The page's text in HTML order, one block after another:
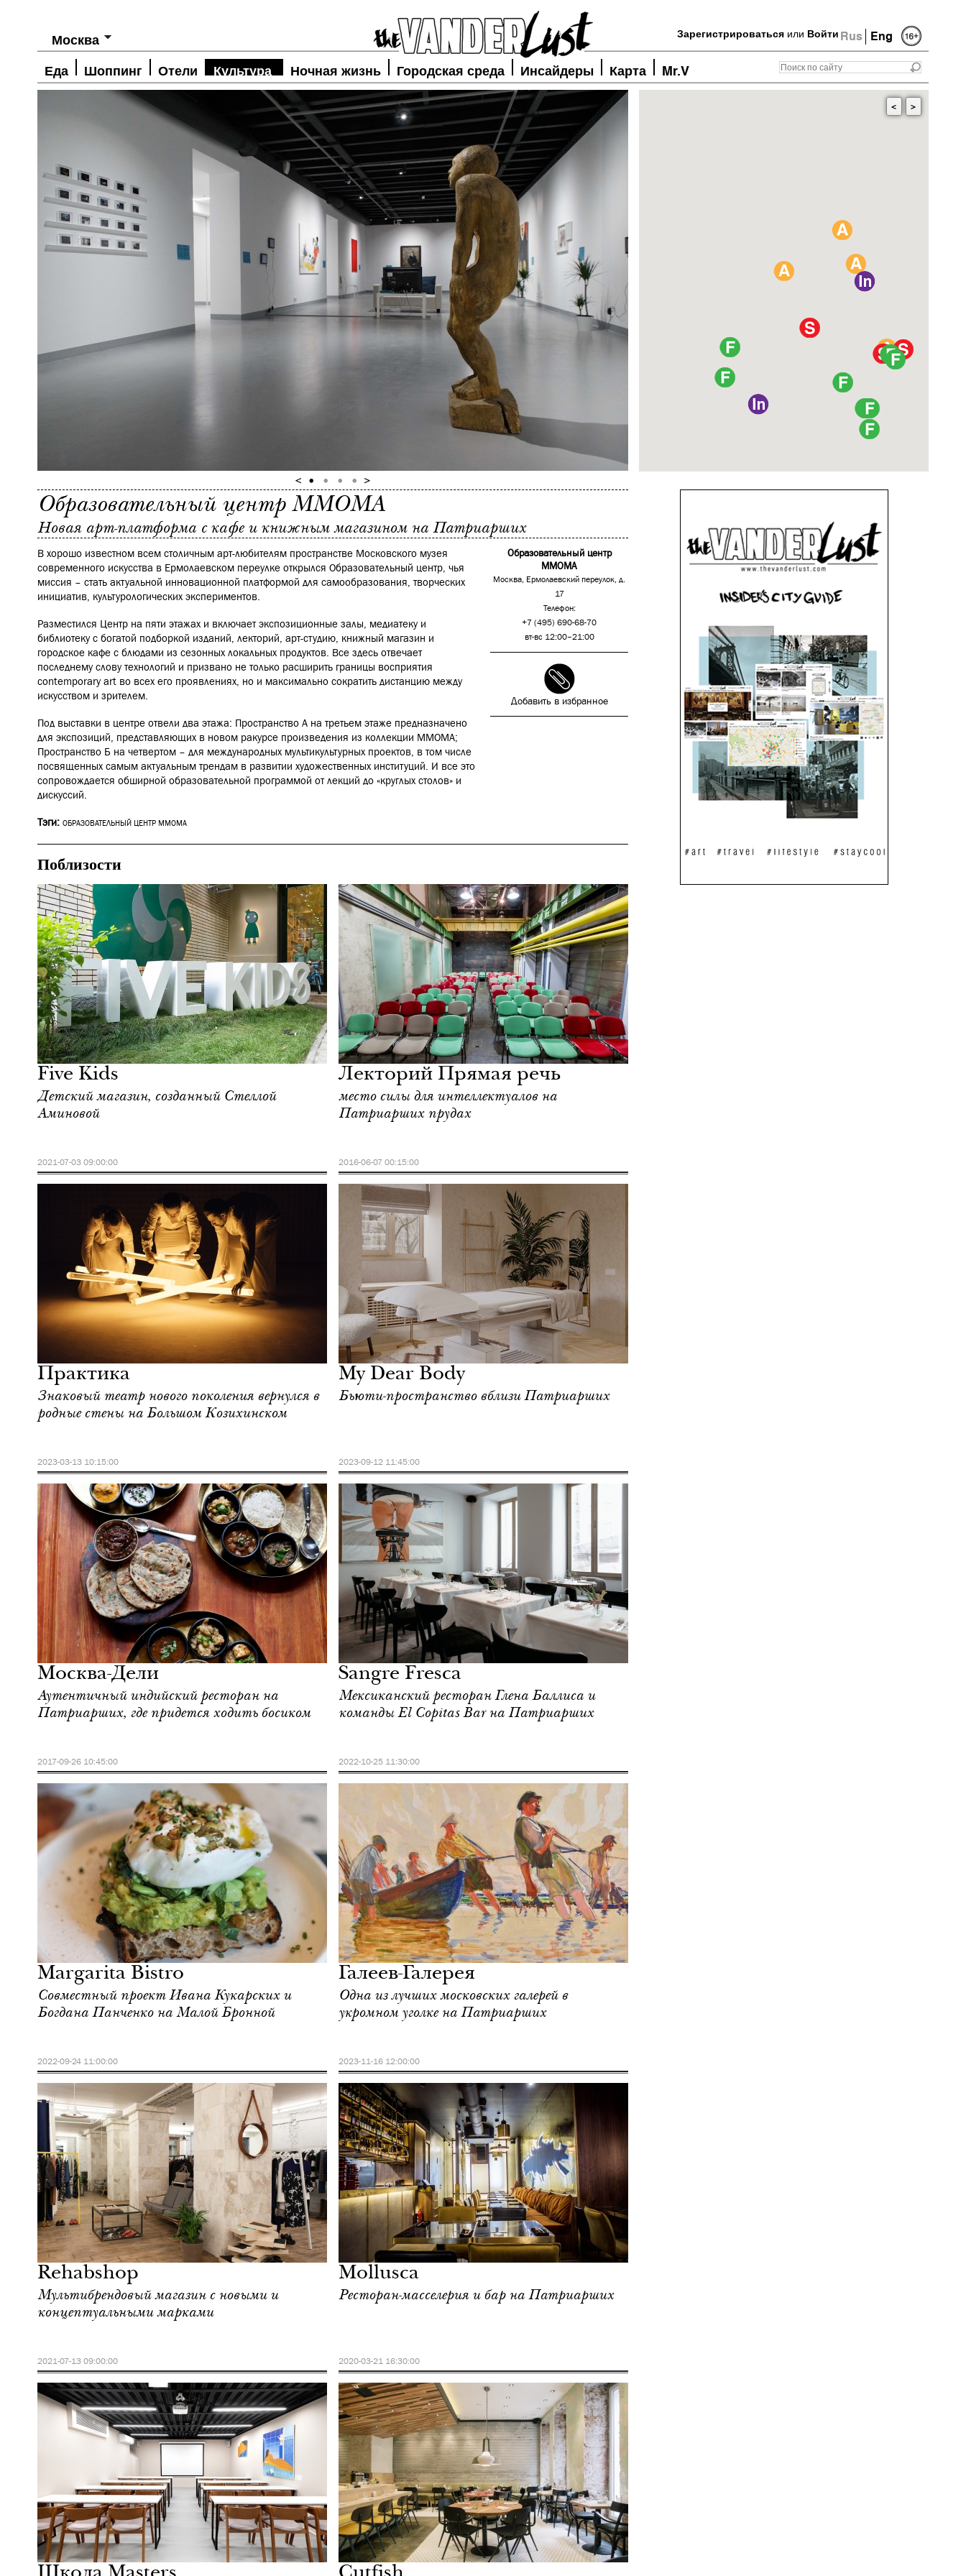
Rus Eng
Зарегистрироваться или Войти
Москва
Еда Шоппинг Отели Культура Ночная жизнь Городская среда Инсайдеры Карта Mr.V
< >
Образовательный центр ММОМА
Новая арт-платформа с кафе и книжным магазином на Патриарших
Образовательный центр
ММОМА
Москва, Ермолаевский переулок, д.
17
Телефон:
+7 (495) 690-68-70
вт-вс 12:00–21:00
Добавить в избранное
В хорошо известном всем столичным арт-любителям пространстве Московского музея
современного искусства в Ермолаевском переулке открылся Образовательный центр, чья
миссия – стать актуальной инновационной платформой для самообразования, творческих
инициатив, культурологических экспериментов.
Разместился Центр на пяти этажах и включает экспозиционные залы, медиатеку и
библиотеку с богатой подборкой изданий, лекторий, арт-студию, книжный магазин и
городское кафе с блюдами из сезонных локальных продуктов. Все здесь отвечает
последнему слову технологий и призвано не только расширить границы восприятия
contemporary art во всех его проявлениях, но и максимально сократить дистанцию между
искусством и зрителем.
Под выставки в центре отвели два этажа: Пространство А на третьем этаже предназначено
для экспозиций, представляющих в новом ракурсе произведения из коллекции ММОМА;
Пространство Б на четвертом – для международных мультикультурных проектов, в том числе
посвященных самым актуальным трендам в развитии художественных институций. И все это
сопровождается обширной образовательной программой от лекций до «круглых столов» и
дискуссий.
Тэги: ОБРАЗОВАТЕЛЬНЫЙ ЦЕНТР ММОМА
Поблизости
Five Kids
Детский магазин, созданный Стеллой
Аминовой
2021-07-03 09:00:00
Культура
Москва
Лекторий Прямая речь
место силы для интеллектуалов на
Патриарших прудах
2016-06-07 00:15:00
Практика
Знаковый театр нового поколения вернулся в
родные стены на Большом Козихинском
2023-03-13 10:15:00
Городская среда
Москва
My Dear Body
Бьюти-пространство вблизи Патриарших
2023-09-12 11:45:00
Москва-Дели
Аутентичный индийский ресторан на
Патриарших, где придется ходить босиком
2017-09-26 10:45:00
Еда
Москва
Sangre Fresca
Мексиканский ресторан Глена Баллиса и
команды El Copitas Bar на Патриарших
2022-10-25 11:30:00
Margarita Bistro
Совместный проект Ивана Кукарских и
Богдана Панченко на Малой Бронной
2022-09-24 11:00:00
Культура
Галеев-Галерея
Одна из лучших московских галерей в
укромном уголке на Патриарших
2023-11-16 12:00:00
Rehabshop
Мультибрендовый магазин с новыми и
концептуальными марками
2021-07-13 09:00:00
Еда
Москва
Mollusca
Ресторан-масселерия и бар на Патриарших
2020-03-21 16:30:00
Еда
Москва